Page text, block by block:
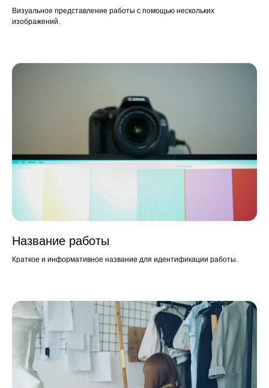
Визуальное представление работы с помощью нескольких
изображений.
Название работы
Краткое и информативное название для идентификации работы.